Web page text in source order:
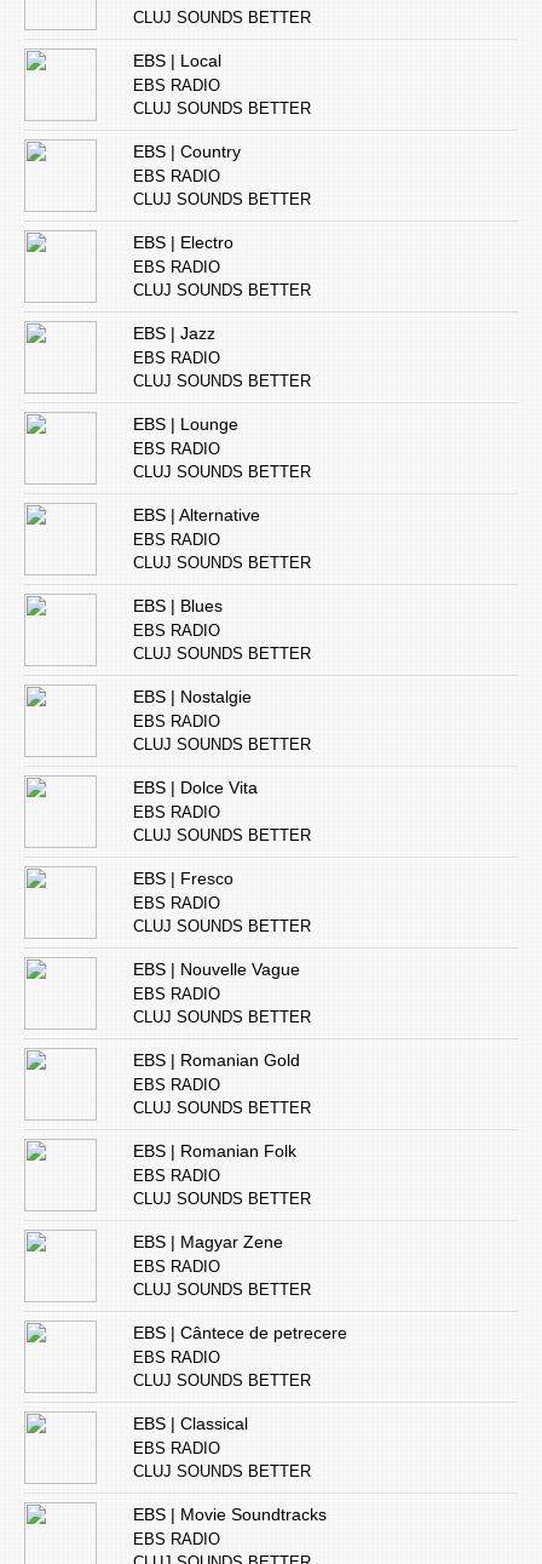
CLUJ SOUNDS BETTER
EBS | Local
EBS RADIO
CLUJ SOUNDS BETTER
EBS | Country
EBS RADIO
CLUJ SOUNDS BETTER
EBS | Electro
EBS RADIO
CLUJ SOUNDS BETTER
EBS | Jazz
EBS RADIO
CLUJ SOUNDS BETTER
EBS | Lounge
EBS RADIO
CLUJ SOUNDS BETTER
EBS | Alternative
EBS RADIO
CLUJ SOUNDS BETTER
EBS | Blues
EBS RADIO
CLUJ SOUNDS BETTER
EBS | Nostalgie
EBS RADIO
CLUJ SOUNDS BETTER
EBS | Dolce Vita
EBS RADIO
CLUJ SOUNDS BETTER
EBS | Fresco
EBS RADIO
CLUJ SOUNDS BETTER
EBS | Nouvelle Vague
EBS RADIO
CLUJ SOUNDS BETTER
EBS | Romanian Gold
EBS RADIO
CLUJ SOUNDS BETTER
EBS | Romanian Folk
EBS RADIO
CLUJ SOUNDS BETTER
EBS | Magyar Zene
EBS RADIO
CLUJ SOUNDS BETTER
EBS | Cântece de petrecere
EBS RADIO
CLUJ SOUNDS BETTER
EBS | Classical
EBS RADIO
CLUJ SOUNDS BETTER
EBS | Movie Soundtracks
EBS RADIO